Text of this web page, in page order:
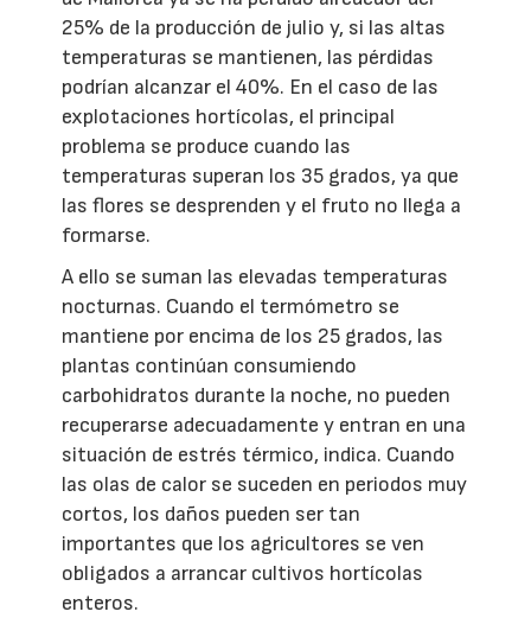
25% de la producción de julio y, si las altas
temperaturas se mantienen, las pérdidas
podrían alcanzar el 40%. En el caso de las
explotaciones hortícolas, el principal
problema se produce cuando las
temperaturas superan los 35 grados, ya que
las flores se desprenden y el fruto no llega a
formarse.
A ello se suman las elevadas temperaturas
nocturnas. Cuando el termómetro se
mantiene por encima de los 25 grados, las
plantas continúan consumiendo
carbohidratos durante la noche, no pueden
recuperarse adecuadamente y entran en una
situación de estrés térmico, indica. Cuando
las olas de calor se suceden en periodos muy
cortos, los daños pueden ser tan
importantes que los agricultores se ven
obligados a arrancar cultivos hortícolas
enteros.